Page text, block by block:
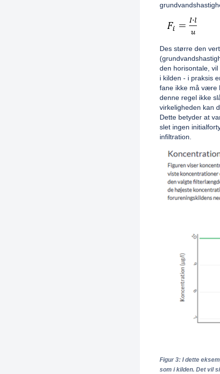
Des større den
den horisontale,
i kilden - i praksis
fane ikke må være
denne regel ikke
virkeligheden kan
Dette betyder at
slet ingen
infiltration.
Figur 3: I dette
som i kilden. Det vil